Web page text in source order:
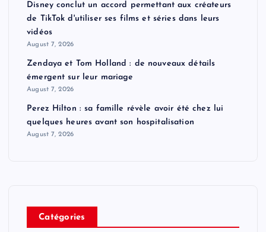
Disney conclut un accord permettant aux créateurs
de TikTok d'utiliser ses films et séries dans leurs
vidéos
August 7, 2026
Zendaya et Tom Holland : de nouveaux détails
émergent sur leur mariage
August 7, 2026
Perez Hilton : sa famille révèle avoir été chez lui
quelques heures avant son hospitalisation
August 7, 2026
Catégories